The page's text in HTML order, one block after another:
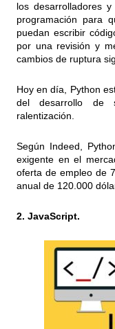
los desarrolladores
programación para
puedan escribir
por una revisión y
cambios de ruptura
Hoy en día, Python
del desarrollo de
ralentización.
Según Indeed,
exigente en el
oferta de empleo de
anual de 120.000
2. JavaScript.